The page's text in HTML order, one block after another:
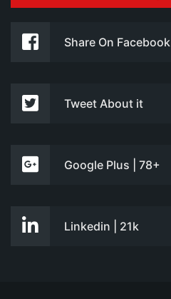
Share On Facebook
Tweet About it
Google Plus | 78+
Linkedin | 21k